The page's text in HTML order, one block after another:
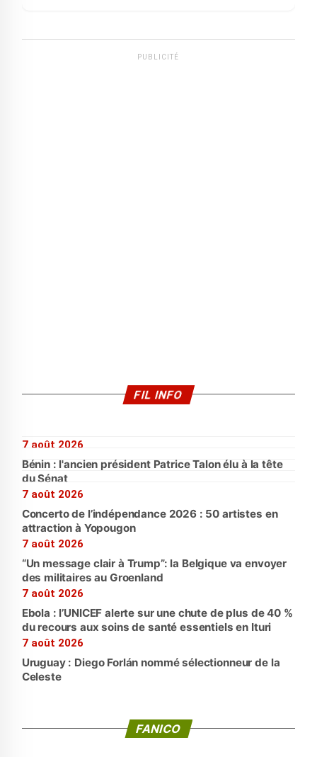
PUBLICITÉ
FIL INFO
7 août 2026
Bénin : l'ancien président Patrice Talon élu à la tête
du Sénat
7 août 2026
Concerto de l’indépendance 2026 : 50 artistes en
attraction à Yopougon
7 août 2026
“Un message clair à Trump”: la Belgique va envoyer
des militaires au Groenland
7 août 2026
Ebola : l’UNICEF alerte sur une chute de plus de 40 %
du recours aux soins de santé essentiels en Ituri
7 août 2026
Uruguay : Diego Forlán nommé sélectionneur de la
Celeste
FANICO